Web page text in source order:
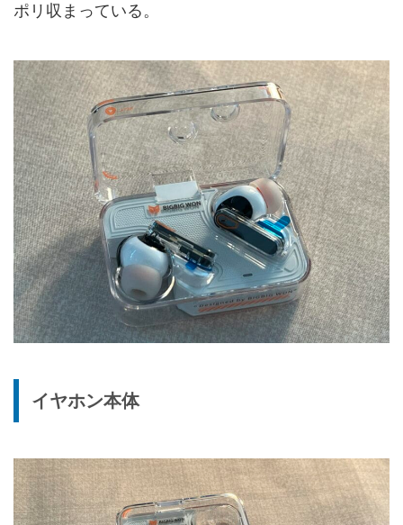
ポリ収まっている。
イヤホン本体